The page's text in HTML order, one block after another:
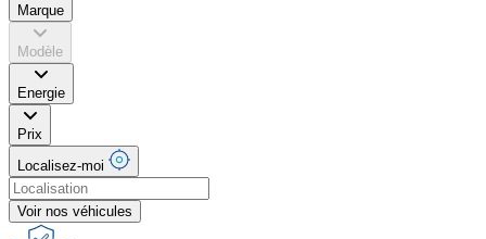
Marque
Modèle
Energie
Prix
Localisez-moi
Voir nos véhicules